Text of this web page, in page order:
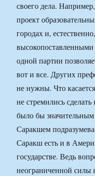
своего дела.
проект
городах и,
одной партии
вот и все. Других
не нужны. Что
не стремились
было бы
Саракшем
Саракш есть и в
государстве. Ведь
неограниченной силы